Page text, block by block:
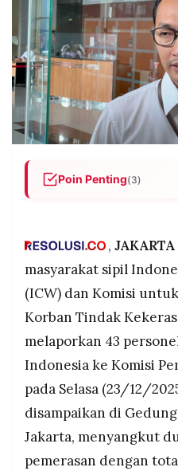
INFORMASI
PRIVACY
POLICY
BERITA
WARGA
INFORMASI
IKLAN
KIRIM
TULISAN
PENGADUAN
SERVICE
IKUTI
©
PT.
MEDIA
Poin Penting(3)
pemerasan Rp26,2
dari Komisi Kode Etik
bahkan beberapa
jabatan setelah
Koalisi mendesak KPK
KPK: yang memberi
penegak hukum,
serupa akan
secara internal.
, JAKARTA
masyarakat sipil
(ICW) dan Komisi
Korban Tindak
melaporkan 43
Indonesia ke Komisi
pada Selasa (23/12/
disampaikan di
Jakarta, menyangkut
pemerasan dengan